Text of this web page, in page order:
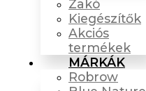
Zakó
Kiegészítők
Akciós
termékek
MÁRKÁK
Robrow